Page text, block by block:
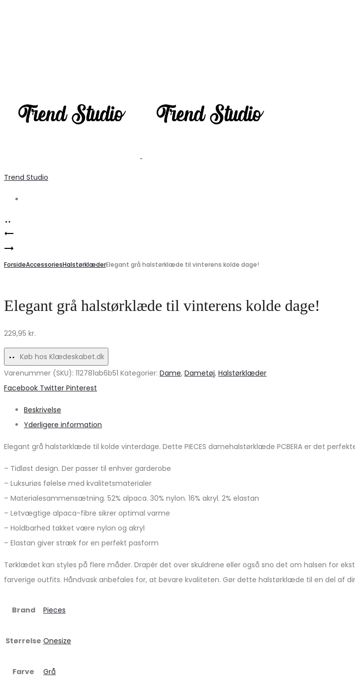
Trend Studio
Product
navigation
–
sommerens
Marta
Du
kjole
Light
ForsideAccessoriesHalstørklæderElegant grå halstørklæde til vinterens kolde dage!
Elegant grå halstørklæde til vinterens kolde dage!
229,95 kr.
Køb hos Klædeskabet.dk
Varenummer (SKU): 112781ab6b51 Kategorier: Dame, Dametøj, Halstørklæder
Share
Facebook Twitter Pinterest
Beskrivelse
Yderligere information
Elegant grå halstørklæde til kolde vinterdage. Dette PIECES damehalstørklæde PCBERA er det
– Tidløst design. Der passer til enhver garderobe
– Luksuriøs følelse med kvalitetsmaterialer
– Materialesammensætning. 52% alpaca. 30% nylon. 16% akryl. 2% elastan
– Letvægtige alpaca-fibre sikrer optimal varme
– Holdbarhed takket være nylon og akryl
– Elastan giver stræk for en perfekt pasform
Tørklædet kan styles på flere måder. Drapér det over skuldrene eller også sno det om halsen for
farverige outfits. Håndvask anbefales for, at bevare kvaliteten. Gør dette halstørklæde til en del af
Brand Pieces
Størrelse Onesize
Farve Grå